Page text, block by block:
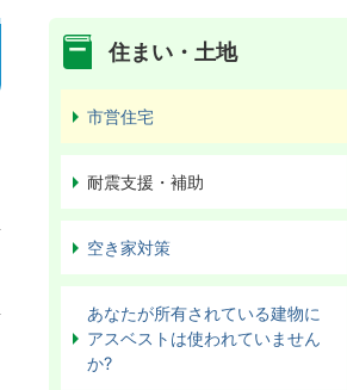
住まい・土地
市営住宅
耐震支援・補助
空き家対策
あなたが所有されている建物に
アスベストは使われていません
か?